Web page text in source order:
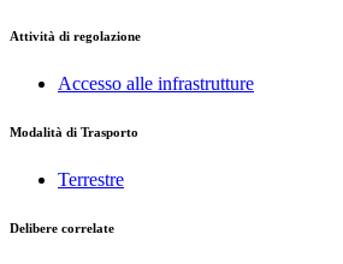
Attività di regolazione
Accesso alle infrastrutture
Modalità di Trasporto
Terrestre
Delibere correlate